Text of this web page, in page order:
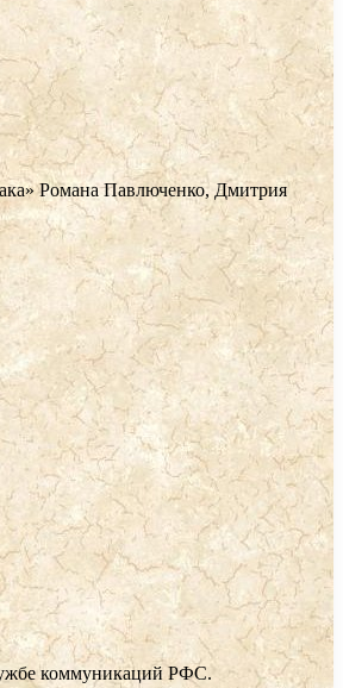
Романа Павлюченко, Дмитрия
коммуникаций РФС.